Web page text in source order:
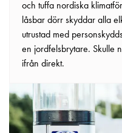
elbilsladdning
elbilsladdning
proffs
GARO
Group
och tuffa nordiska
låsbar dörr skyddar alla
utrustad med
en jordfelsbrytare. Skulle
ifrån direkt.